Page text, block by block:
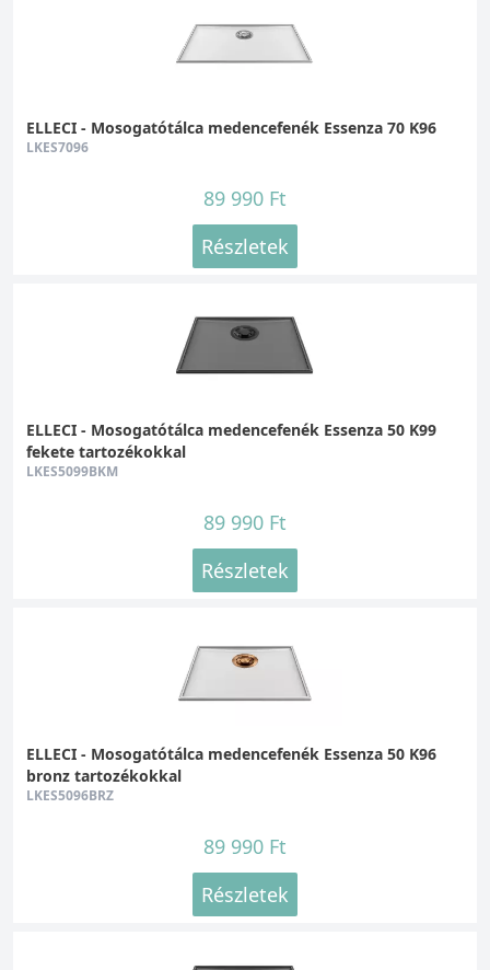
ELLECI - Mosogatótálca medencefenék Essenza 70 K96
LKES7096
89 990 Ft
Részletek
ELLECI - Mosogatótálca medencefenék Essenza 50 K99
fekete tartozékokkal
LKES5099BKM
89 990 Ft
Részletek
ELLECI - Mosogatótálca medencefenék Essenza 50 K96
bronz tartozékokkal
LKES5096BRZ
89 990 Ft
Részletek